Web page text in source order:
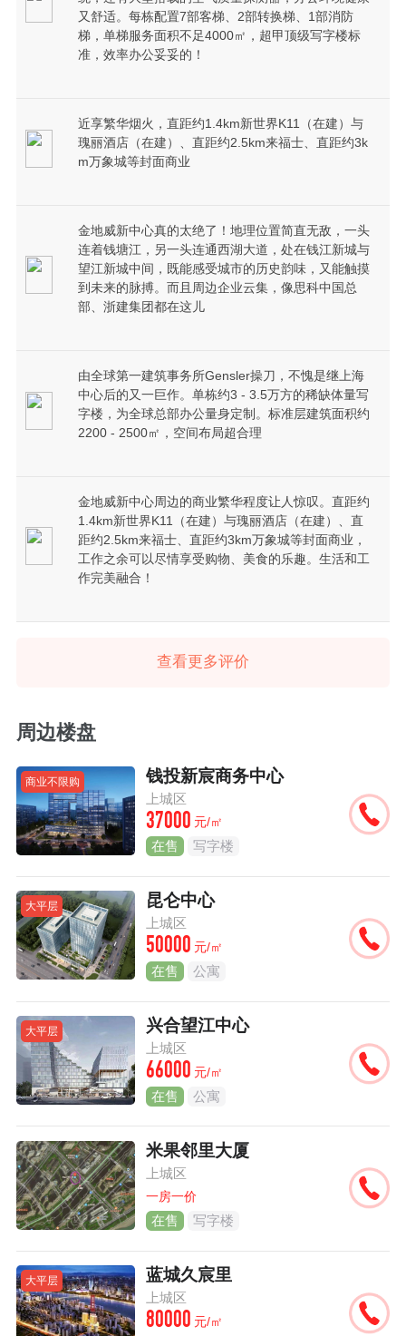
又舒适。每栋配置7部客梯、2部转换梯、1部消防
梯，单梯服务面积不足4000㎡，超甲顶级写字楼标
准，效率办公妥妥的！
近享繁华烟火，直距约1.4km新世界K11（在建）与
瑰丽酒店（在建）、直距约2.5km来福士、直距约3k
m万象城等封面商业
金地威新中心真的太绝了！地理位置简直无敌，一头
连着钱塘江，另一头连通西湖大道，处在钱江新城与
望江新城中间，既能感受城市的历史韵味，又能触摸
到未来的脉搏。而且周边企业云集，像思科中国总
部、浙建集团都在这儿
由全球第一建筑事务所Gensler操刀，不愧是继上海
中心后的又一巨作。单栋约3 - 3.5万方的稀缺体量写
字楼，为全球总部办公量身定制。标准层建筑面积约
2200 - 2500㎡，空间布局超合理
金地威新中心周边的商业繁华程度让人惊叹。直距约
1.4km新世界K11（在建）与瑰丽酒店（在建）、直
距约2.5km来福士、直距约3km万象城等封面商业，
工作之余可以尽情享受购物、美食的乐趣。生活和工
作完美融合！
查看更多评价
周边楼盘
商业不限购 钱投新宸商务中心
上城区
37000 元/㎡
在售 写字楼
大平层 昆仑中心
上城区
50000 元/㎡
在售 公寓
大平层 兴合望江中心
上城区
66000 元/㎡
在售 公寓
米果邻里大厦
上城区
一房一价
在售 写字楼
大平层 蓝城久宸里
上城区
80000 元/㎡